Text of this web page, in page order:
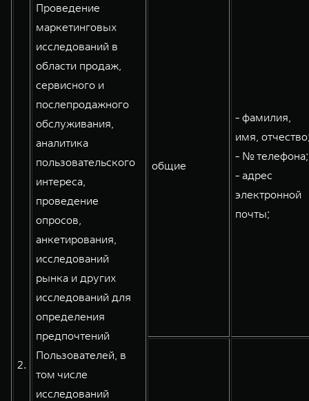
2.
Проведение
маркетинговых
исследований в
области продаж,
сервисного и
послепродажного
обслуживания,
аналитика
пользовательского
интереса,
проведение
опросов,
анкетирования,
исследований
рынка и других
исследований для
определения
предпочтений
Пользователей, в
том числе
исследований
общие
- фамилия,
имя,
- № телефона;
- адрес
электронной
почты;